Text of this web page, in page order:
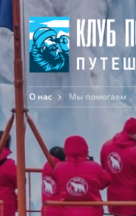
О нас Мы помогаем